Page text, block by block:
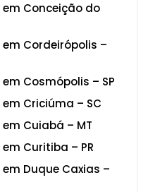
Conceição do
Cordeirópolis –
Cosmópolis – SP
Criciúma – SC
Cuiabá – MT
Curitiba – PR
Duque Caxias –